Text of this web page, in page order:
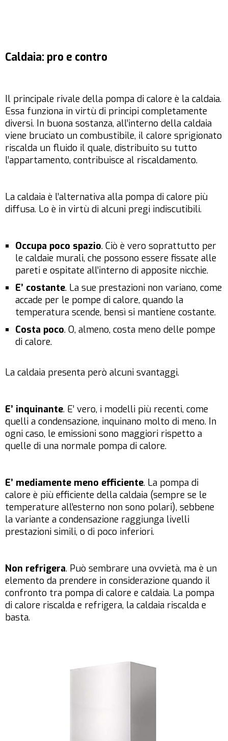
Caldaia: pro e contro
Il principale rivale della pompa di calore è la caldaia.
Essa funziona in virtù di principi completamente
diversi. In buona sostanza, all’interno della caldaia
viene bruciato un combustibile, il calore sprigionato
riscalda un fluido il quale, distribuito su tutto
l’appartamento, contribuisce al riscaldamento.
La caldaia è l’alternativa alla pompa di calore più
diffusa. Lo è in virtù di alcuni pregi indiscutibili.
Occupa poco spazio. Ciò è vero soprattutto per
le caldaie murali, che possono essere fissate alle
pareti e ospitate all’interno di apposite nicchie.
E’ costante. La sue prestazioni non variano, come
accade per le pompe di calore, quando la
temperatura scende, bensì si mantiene costante.
Costa poco. O, almeno, costa meno delle pompe
di calore.
La caldaia presenta però alcuni svantaggi.
E’ inquinante. E’ vero, i modelli più recenti, come
quelli a condensazione, inquinano molto di meno. In
ogni caso, le emissioni sono maggiori rispetto a
quelle di una normale pompa di calore.
E’ mediamente meno efficiente. La pompa di
calore è più efficiente della caldaia (sempre se le
temperature all’esterno non sono polari), sebbene
la variante a condensazione raggiunga livelli
prestazioni simili, o di poco inferiori.
Non refrigera. Può sembrare una ovvietà, ma è un
elemento da prendere in considerazione quando il
confronto tra pompa di calore e caldaia. La pompa
di calore riscalda e refrigera, la caldaia riscalda e
basta.